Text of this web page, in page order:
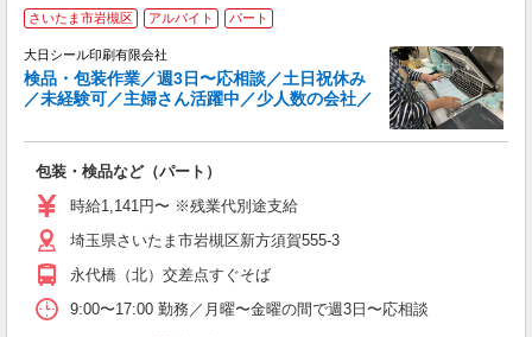
さいたま市岩槻区 アルバイト パート
大日シール印刷有限会社
検品・包装作業／週3日〜応相談／土日祝休み
／未経験可／主婦さん活躍中／少人数の会社／
包装・検品など（パート）
時給1,141円〜 ※残業代別途支給
埼玉県さいたま市岩槻区新方須賀555-3
永代橋（北）交差点すぐそば
9:00〜17:00 勤務／月曜〜金曜の間で週3日〜応相談